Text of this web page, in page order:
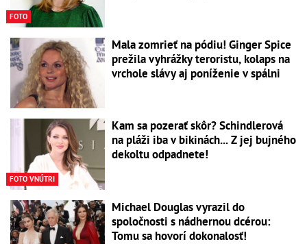
FOTO
Mala zomrieť na pódiu! Ginger Spice
prežila vyhrážky teroristu, kolaps na
vrchole slávy aj poníženie v spálni
FOTO VNÚTRI
Kam sa pozerať skôr? Schindlerová
na pláži iba v bikinách... Z jej bujného
dekoltu odpadnete!
Michael Douglas vyrazil do
spoločnosti s nádhernou dcérou:
Tomu sa hovorí dokonalosť!